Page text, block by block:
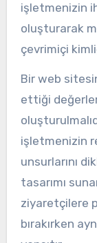
işletmenizin
oluşturarak
çevrimiçi
Bir web
ettiği
işletmenizin
unsurlarını
tasarımı
ziyaretçilere
bırakırken